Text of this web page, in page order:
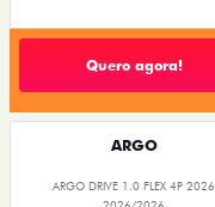
Quero agora!
ARGO
ARGO DRIVE 1.0 FLEX 4P 2026